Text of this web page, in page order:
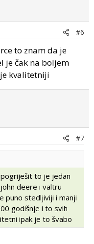
#6
to znam da je
je čak na boljem
kvalitetniji
#7
to je jedan
deere i valtru
puno stedljiviji i manji
godišnje i to svih
ipak je to švabo